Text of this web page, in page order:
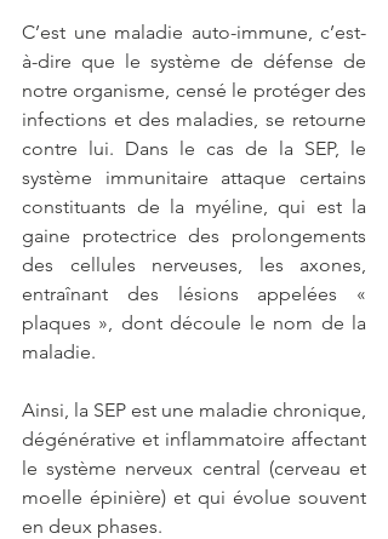
C’est une maladie auto-immune, c’est-
à-dire que le système de défense de
notre organisme, censé le protéger des
infections et des maladies, se retourne
contre lui. Dans le cas de la SEP, le
système immunitaire attaque certains
constituants de la myéline, qui est la
gaine protectrice des prolongements
des cellules nerveuses, les axones,
entraînant des lésions appelées «
plaques », dont découle le nom de la
maladie.
Ainsi, la SEP est une maladie chronique,
dégénérative et inflammatoire affectant
le système nerveux central (cerveau et
moelle épinière) et qui évolue souvent
en deux phases.